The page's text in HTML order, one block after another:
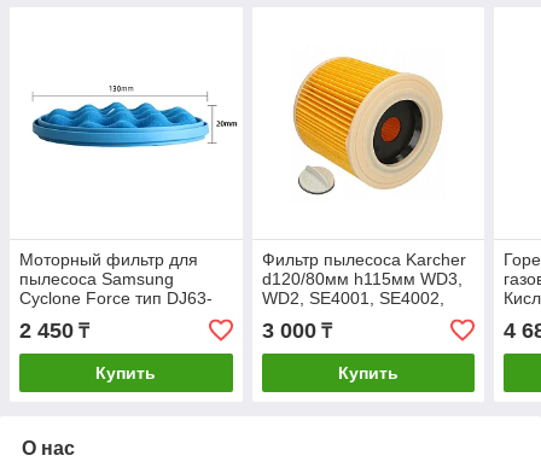
Моторный фильтр для
пылесоса Samsung
Cyclone Force тип DJ63-
01467A серии SC15H40,
SC15K41 (диаметр 130
мм)
2 450 ₸
Купить
Фильтр пылесоса Karcher
d120/80мм h115мм WD3,
WD2, SE4001, SE4002,
6.414-552
3 000₸
Купить
4
О нас